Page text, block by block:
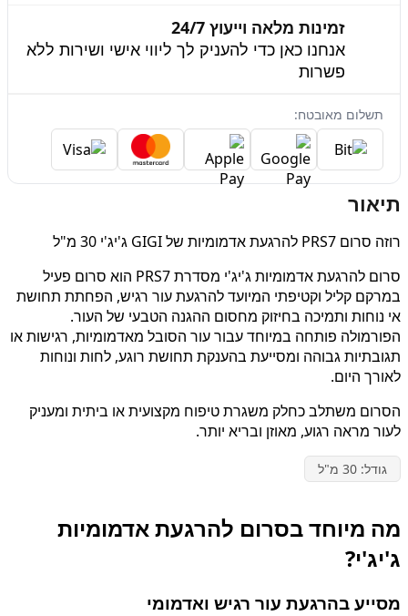
זמינות מלאה וייעוץ 24/7
אנחנו כאן כדי להעניק לך ליווי אישי ושירות ללא
פשרות
תשלום מאובטח:
תיאור
רוזה סרום PRS7 להרגעת אדמומיות של GIGI ג'יג'י 30 מ"ל
סרום להרגעת אדמומיות ג'יג'י מסדרת PRS7 הוא סרום פעיל
במרקם קליל וקטיפתי המיועד להרגעת עור רגיש, הפחתת תחושת
אי נוחות ותמיכה בחיזוק מחסום ההגנה הטבעי של העור.
הפורמולה פותחה במיוחד עבור עור הסובל מאדמומיות, רגישות או
תגובתיות גבוהה ומסייעת בהענקת תחושת רוגע, לחות ונוחות
לאורך היום.
הסרום משתלב כחלק משגרת טיפוח מקצועית או ביתית ומעניק
לעור מראה רגוע, מאוזן ובריא יותר.
גודל: 30 מ"ל
מה מיוחד בסרום להרגעת אדמומיות
ג'יג'י?
מסייע בהרגעת עור רגיש ואדמומי